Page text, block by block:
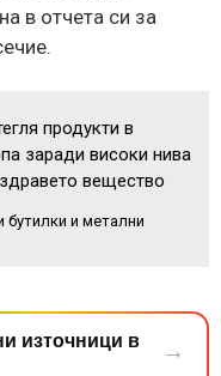
в отчета си за
продукти в
заради високи нива
вещество
бутилки и метални
източници в
→